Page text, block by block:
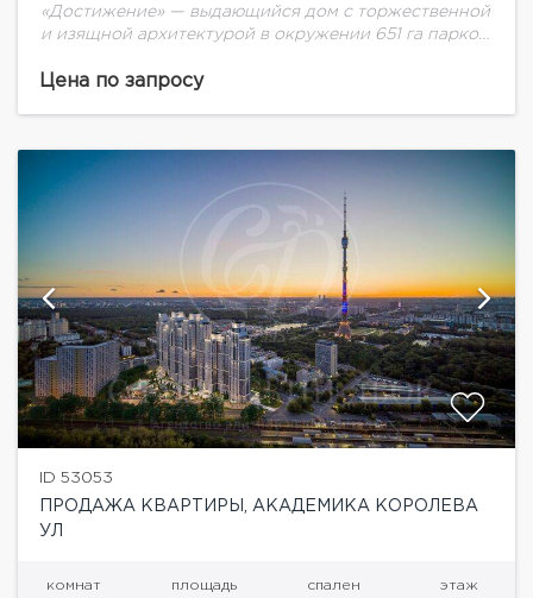
«Достижение» — выдающийся дом с торжественной
и изящной архитектурой в окружении 651 га парков
1,7 га с зонами для активного...
Цена по запросу
ID 53053
ПРОДАЖА КВАРТИРЫ, АКАДЕМИКА КОРОЛЕВА
УЛ
комнат площадь спален этаж